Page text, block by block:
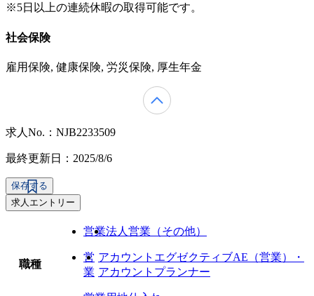
※5日以上の連続休暇の取得可能です。
社会保険
雇用保険, 健康保険, 労災保険, 厚生年金
求人No.：NJB2233509
最終更新日：2025/8/6
保存する
求人エントリー
職種
営業法人営業（その他）
営
業
アカウントエグゼクティブAE（営業）・
アカウントプランナー